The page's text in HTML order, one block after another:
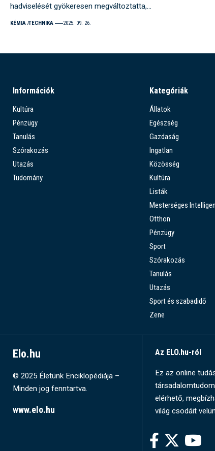
hadviselését gyökeresen megváltoztatta,…
KÉMIA TECHNIKA 2025. 09. 26.
Információk
Kultúra
Pénzügy
Tanulás
Szórakozás
Utazás
Tudomány
Kategóriák
Állatok
Egészség
Gazdaság
Ingatlan
Közösség
Kultúra
Listák
Mesterséges
Otthon
Pénzügy
Sport
Szórakozás
Tanulás
Utazás
Sport és szabadidő
Zene
Elo.hu
© 2025 Életünk Enciklopédiája –
Minden jog fenntartva.
www.elo.hu
Az ELO.hu-ról
Ez az online
elérhető,
világ csodáit